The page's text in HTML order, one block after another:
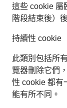
這些 cookie 屬
階段結束後）
持續性 cookie
此類別包括所
覽器刪除它們
性 cookie 都有
能有所不同。